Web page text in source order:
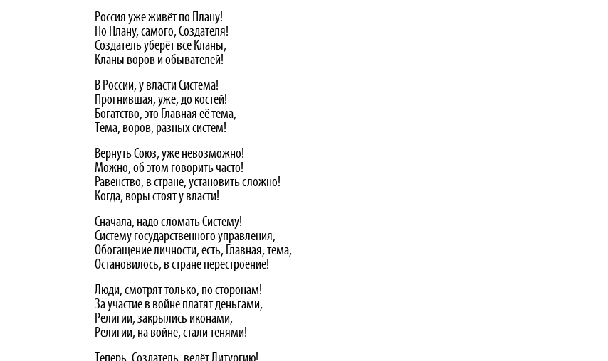
Россия уже живёт по Плану!
По Плану, самого, Создателя!
Создатель уберёт все Кланы,
Кланы воров и обывателей!
В России, у власти Система!
Прогнившая, уже, до костей!
Богатство, это Главная её тема,
Тема, воров, разных систем!
Вернуть Союз, уже невозможно!
Можно, об этом говорить часто!
Равенство, в стране, установить сложно!
Когда, воры стоят у власти!
Сначала, надо сломать Систему!
Систему государственного управления,
Обогащение личности, есть, Главная, тема,
Остановилось, в стране перестроение!
Люди, смотрят только, по сторонам!
За участие в войне платят деньгами,
Религии, закрылись иконами,
Религии, на войне, стали тенями!